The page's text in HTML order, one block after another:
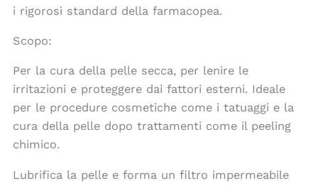
i rigorosi standard della farmacopea.
Scopo:
Per la cura della pelle secca, per lenire le
irritazioni e proteggere dai fattori esterni. Ideale
per le procedure cosmetiche come i tatuaggi e la
cura della pelle dopo trattamenti come il peeling
chimico.
Lubrifica la pelle e forma un filtro impermeabile